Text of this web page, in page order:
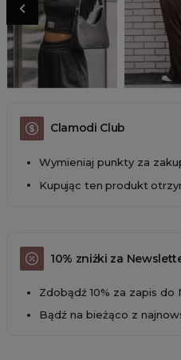
Clamodi Club
Wymieniaj punkty za
Kupując ten produkt
10% zniżki za
Zdobądź 10% za zapis do
Bądź na bieżąco z